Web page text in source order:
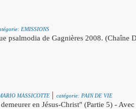
EMISSIONS
psalmodia de Gagnières 2008. (Chaîne
MASSICOTTE | catégorie: PAIN DE VIE
en Jésus-Christ" (Partie 5) -